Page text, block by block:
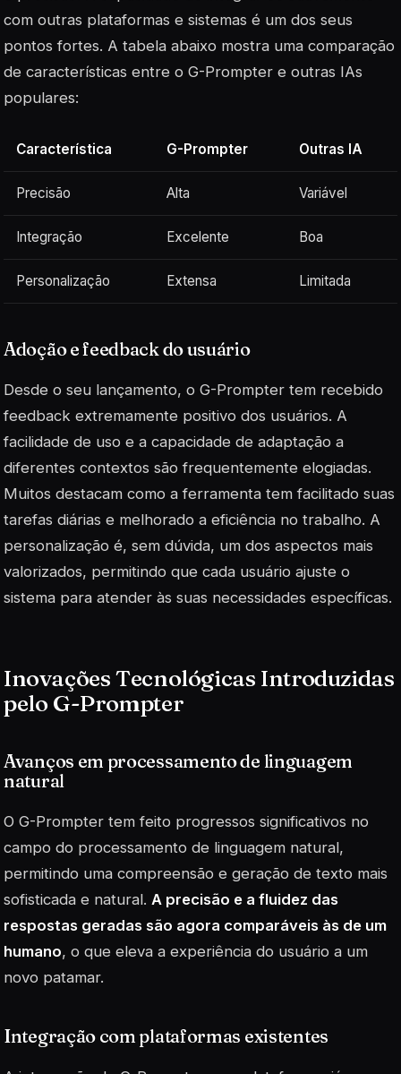
com outras plataformas e sistemas é um dos seus
pontos fortes. A tabela abaixo mostra uma comparação
de características entre o G-Prompter e outras IAs
populares:
Característica G-Prompter Outras IA
Precisão Alta Variável
Integração Excelente Boa
Personalização Extensa Limitada
Adoção e feedback do usuário
Desde o seu lançamento, o G-Prompter tem recebido
feedback extremamente positivo dos usuários. A
facilidade de uso e a capacidade de adaptação a
diferentes contextos são frequentemente elogiadas.
Muitos destacam como a ferramenta tem facilitado suas
tarefas diárias e melhorado a eficiência no trabalho. A
personalização é, sem dúvida, um dos aspectos mais
valorizados, permitindo que cada usuário ajuste o
sistema para atender às suas necessidades específicas.
Inovações Tecnológicas Introduzidas
pelo G-Prompter
Avanços em processamento de linguagem
natural
O G-Prompter tem feito progressos significativos no
campo do processamento de linguagem natural,
permitindo uma compreensão e geração de texto mais
sofisticada e natural. A precisão e a fluidez das
respostas geradas são agora comparáveis às de um
humano, o que eleva a experiência do usuário a um
novo patamar.
Integração com plataformas existentes